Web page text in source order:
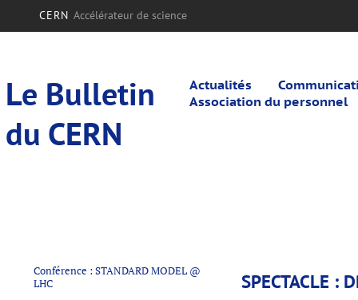
CERN Accélérateur de science
Le Bulletin
du CERN
Actualités
Association du personnel
Conférence : STANDARD MODEL @
LHC
SPECTACLE :